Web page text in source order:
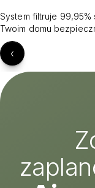
System filtruje
Twoim domu
‹